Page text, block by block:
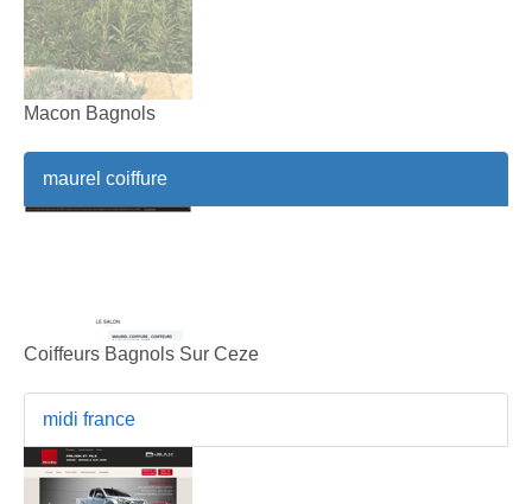
Macon Bagnols
maurel coiffure
Coiffeurs Bagnols Sur Ceze
midi france